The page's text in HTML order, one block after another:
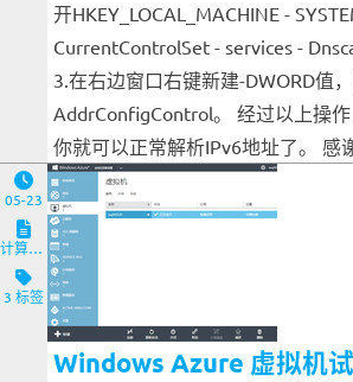
开HKEY_LOCAL_MACHINE -
CurrentControlSet - services -
3.在右边窗口右键新建-DWORD值
AddrConfigControl。 经过以上操作
你就可以正常解析IPv6地址了。 感
05-23
计算机与客户端
3 标签
Windows Azure 虚拟机